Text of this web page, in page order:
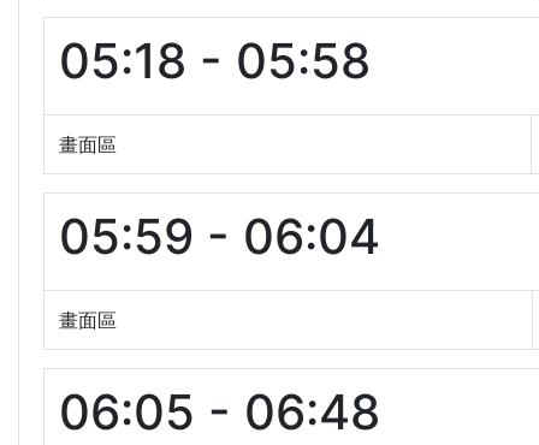
05:18 - 05:58
畫面區
05:59 - 06:04
畫面區
06:05 - 06:48